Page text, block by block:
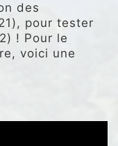
des
pour tester
! Pour le
voici une